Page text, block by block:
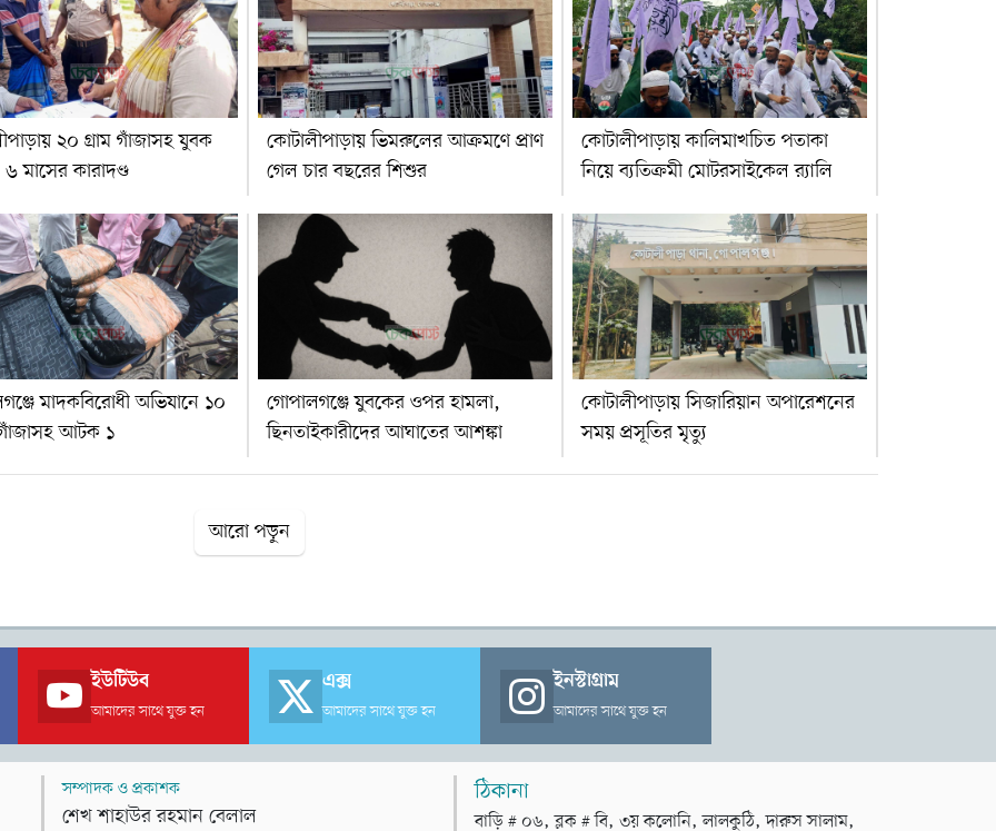
২০ গ্রাম গাঁজাসহ যুবক
মাসের কারাদণ্ড
কোটালীপাড়ায় ভিমরুলের আক্রমণে প্রাণ
গেল চার বছরের শিশুর
কোটালীপাড়ায় কালিমাখচিত পতাকা
নিয়ে ব্যতিক্রমী মোটরসাইকেল র‍্যালি
মাদকবিরোধী অভিযানে ১০
আটক ১
গোপালগঞ্জে যুবকের ওপর হামলা,
ছিনতাইকারীদের আঘাতের আশঙ্কা
কোটালীপাড়ায় সিজারিয়ান অপারেশনের
সময় প্রসূতির মৃত্যু
আরো পড়ুন
ইউটিউব
আমাদের সাথে যুক্ত হন
এক্স
আমাদের সাথে যুক্ত হন
ইনস্টাগ্রাম
আমাদের সাথে যুক্ত হন
সম্পাদক ও প্রকাশক
শেখ শাহাউর রহমান বেলাল
ঠিকানা
বাড়ি # ০৬, ব্লক # বি, ৩য় কলোনি, লালকুঠি, দারুস সালাম,